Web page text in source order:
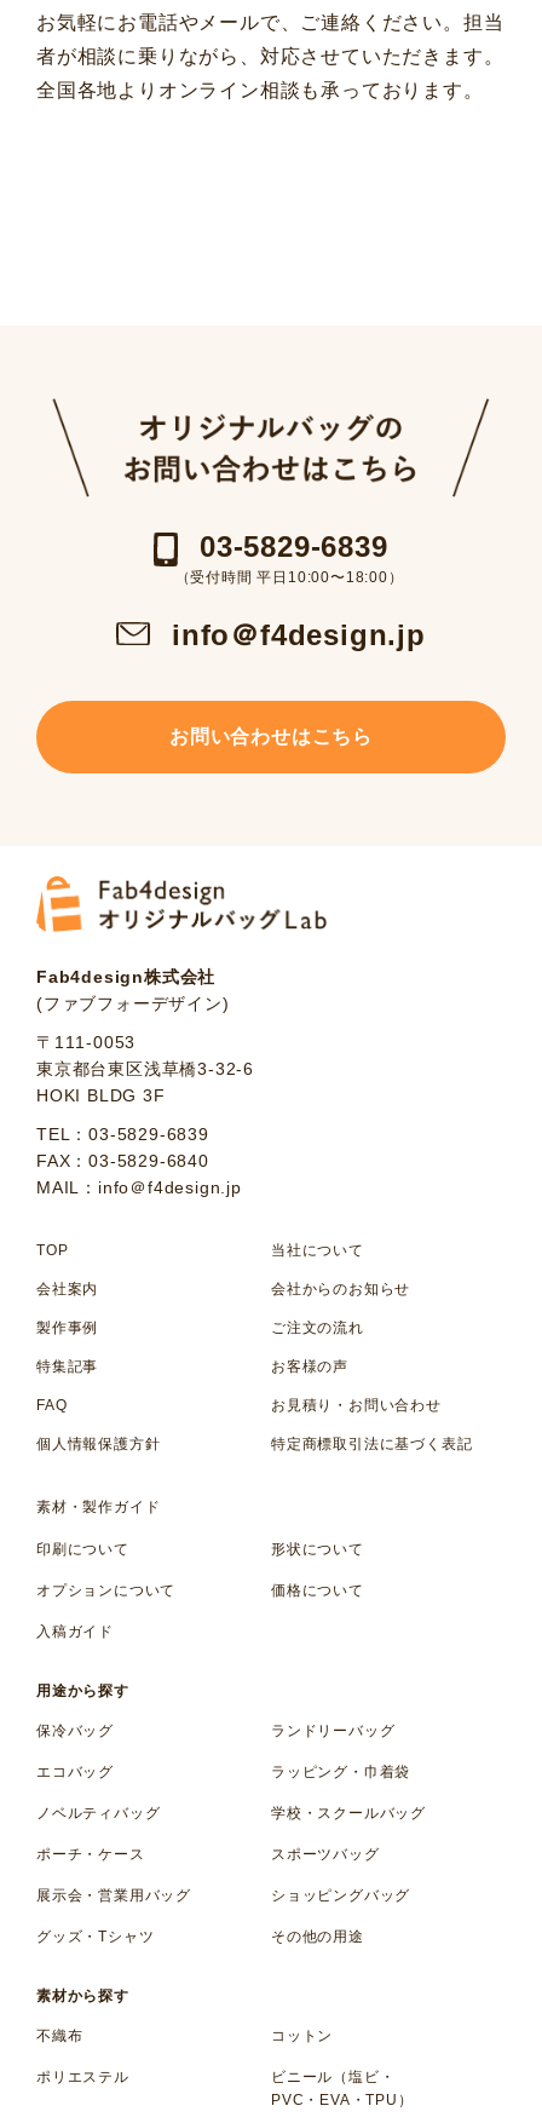
お気軽にお電話やメールで、ご連絡ください。担当
者が相談に乗りながら、対応させていただきます。
全国各地よりオンライン相談も承っております。
03-5829-6839
（受付時間 平日10:00〜18:00）
info＠f4design.jp
お問い合わせはこちら
Fab4design株式会社
(ファブフォーデザイン)
〒111-0053
東京都台東区浅草橋3-32-6
HOKI BLDG 3F
TEL：03-5829-6839
FAX：03-5829-6840
MAIL：info＠f4design.jp
TOP 当社について
会社案内 会社からのお知らせ
製作事例 ご注文の流れ
特集記事 お客様の声
FAQ お見積り・お問い合わせ
個人情報保護方針 特定商標取引法に基づく表記
素材・製作ガイド
印刷について 形状について
オプションについて 価格について
入稿ガイド
用途から探す
保冷バッグ ランドリーバッグ
エコバッグ ラッピング・巾着袋
ノベルティバッグ 学校・スクールバッグ
ポーチ・ケース スポーツバッグ
展示会・営業用バッグ ショッピングバッグ
グッズ・Tシャツ その他の用途
素材から探す
不織布 コットン
ポリエステル
ビニール（塩ビ・
PVC・EVA・TPU）